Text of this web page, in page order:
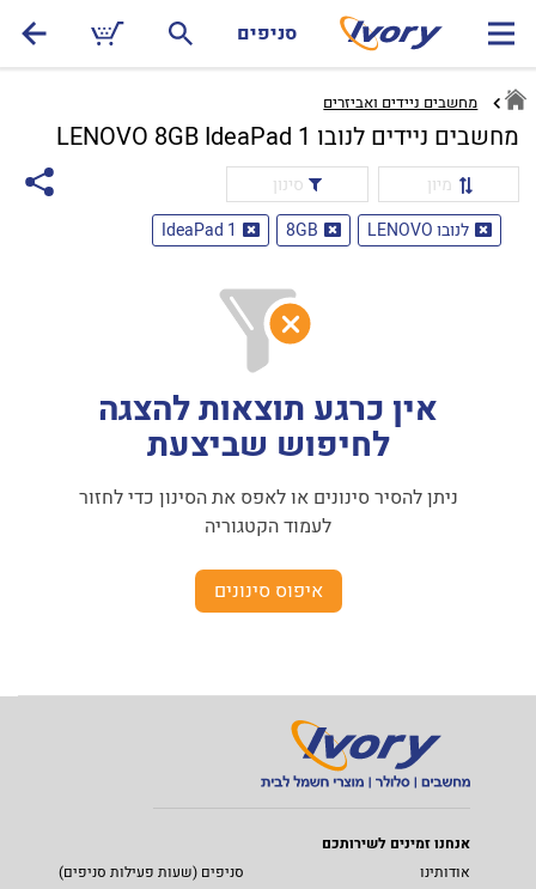
סניפים
מחשבים ניידים ואביזרים
מחשבים ניידים לנובו LENOVO 8GB IdeaPad 1
מיון
סינון
לנובו LENOVO
8GB
IdeaPad 1
אין כרגע תוצאות להצגה
לחיפוש שביצעת
ניתן להסיר סינונים או לאפס את הסינון כדי לחזור
לעמוד הקטגוריה
איפוס סינונים
אנחנו זמינים לשירותכם
אודותינו
סניפים (שעות פעילות סניפים)